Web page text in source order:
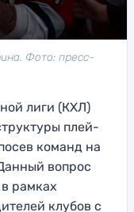
Фото: пресс-
лиги (КХЛ)
плей-
команд на
вопрос
рамках
клубов с